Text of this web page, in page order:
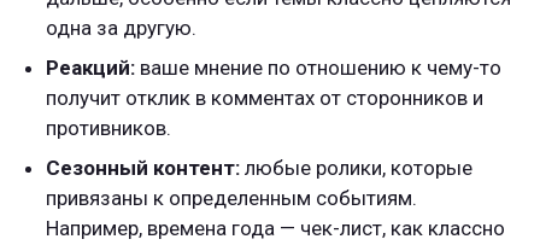
одна за другую.
Реакций: ваше мнение по отношению к чему-то
получит отклик в комментах от сторонников и
противников.
Сезонный контент: любые ролики, которые
привязаны к определенным событиям.
Например, времена года — чек-лист, как классно